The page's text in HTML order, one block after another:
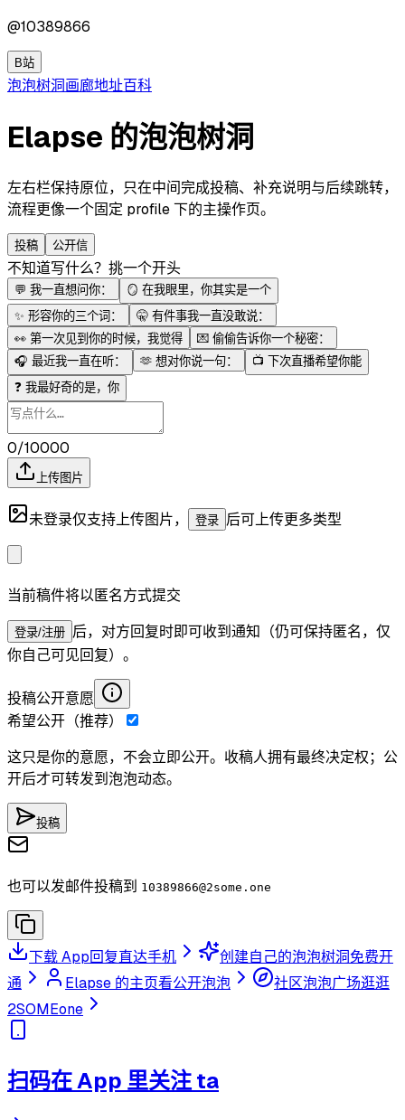
@10389866
B站
泡泡树洞画廊地址百科
Elapse 的泡泡树洞
左右栏保持原位，只在中间完成投稿、补充说明与后续跳转，
流程更像一个固定 profile 下的主操作页。
投稿 公开信
不知道写什么？挑一个开头
💬 我一直想问你： 🪞 在我眼里，你其实是一个
✨ 形容你的三个词： 🤫 有件事我一直没敢说：
👀 第一次见到你的时候，我觉得 💌 偷偷告诉你一个秘密：
🎧 最近我一直在听： 🫶 想对你说一句： 📺 下次直播希望你能
❓ 我最好奇的是，你
0/10000
上传图片
未登录仅支持上传图片， 登录 后可上传更多类型
当前稿件将以匿名方式提交
登录/注册 后，对方回复时即可收到通知（仍可保持匿名，仅
你自己可见回复）。
投稿公开意愿
希望公开（推荐）
这只是你的意愿，不会立即公开。收稿人拥有最终决定权；公
开后才可转发到泡泡动态。
投稿
也可以发邮件投稿到 10389866@2some.one
下载 App回复直达手机 创建自己的泡泡树洞免费开
通
Elapse 的主页看公开泡泡 社区泡泡广场逛逛
2SOMEone
扫码在 App 里关注 ta